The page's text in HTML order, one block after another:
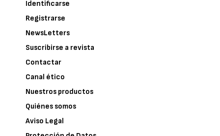
Identificarse
Registrarse
NewsLetters
Suscribirse a revista
Contactar
Canal ético
Nuestros productos
Quiénes somos
Aviso Legal